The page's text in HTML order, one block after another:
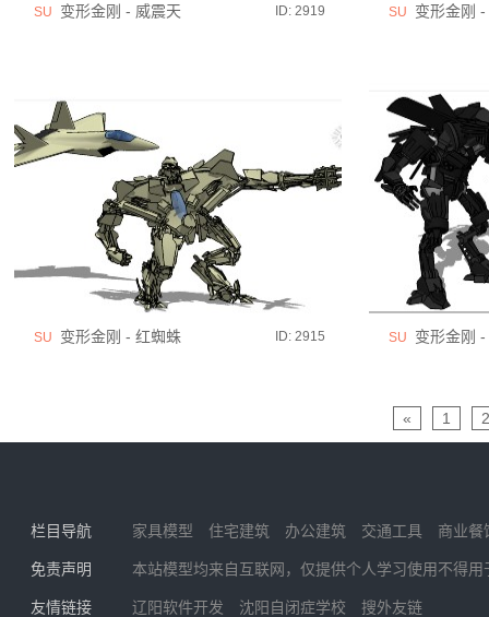
SU 变形金刚 - 威震天 ID: 2919 SU 变形金刚 -
SU 变形金刚 - 红蜘蛛 ID: 2915 SU 变形金刚
« 1 2
栏目导航 家具模型 住宅建筑 办公建筑 交通工具 商业餐
免责声明 本站模型均来自互联网，仅提供个人学习使用不得
友情链接 辽阳软件开发 沈阳自闭症学校 搜外友链